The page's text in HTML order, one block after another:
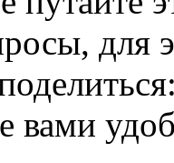
для
вами